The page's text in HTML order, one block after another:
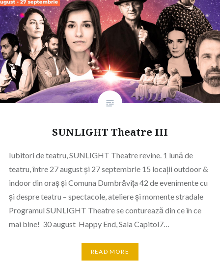
SUNLIGHT Theatre III
Iubitori de teatru, SUNLIGHT Theatre revine. 1 lună de
teatru, între 27 august și 27 septembrie 15 locații outdoor &
indoor din oraș și Comuna Dumbrăvița 42 de evenimente cu
și despre teatru – spectacole, ateliere și momente stradale
Programul SUNLIGHT Theatre se conturează din ce în ce
mai bine! 30 august Happy End, Sala Capitol7…
READ MORE